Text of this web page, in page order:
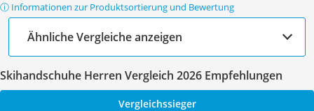
ⓘ Informationen zur Produktsortierung und Bewertung
Ähnliche Vergleiche anzeigen
Skihandschuhe Herren Vergleich 2026 Empfehlungen
Vergleichssieger